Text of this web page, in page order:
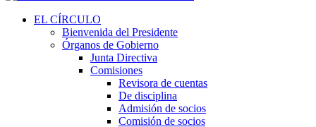
EL CÍRCULO
Bienvenida del Presidente
Órganos de Gobierno
Junta Directiva
Comisiones
Revisora de cuentas
De disciplina
Admisión de socios
Comisión de socios